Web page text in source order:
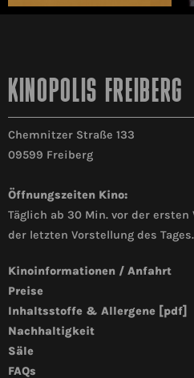
KINOPOLIS FREIBERG
Chemnitzer Straße 133
09599 Freiberg
Öffnungszeiten Kino:
Täglich ab 30 Min. vor der
der letzten Vorstellung des Tages.
Kinoinformationen / Anfahrt
Preise
Inhaltsstoffe & Allergene [pdf]
Nachhaltigkeit
Säle
FAQs